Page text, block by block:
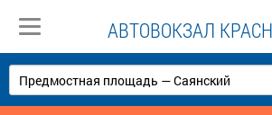
АВТОВОКЗАЛ